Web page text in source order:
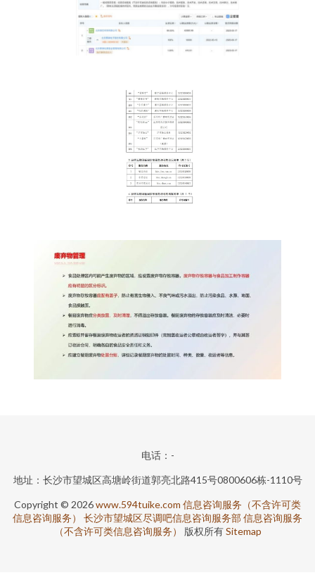
电话：-
地址：长沙市望城区高塘岭街道郭亮北路415号0800606栋-1110号
Copyright © 2026www.594tuike.com 信息咨询服务（不含许可类
信息咨询服务）
长沙市望城区尽调吧信息咨询服务部信息咨询服务
（不含许可类信息咨询服务）
版权所有Sitemap